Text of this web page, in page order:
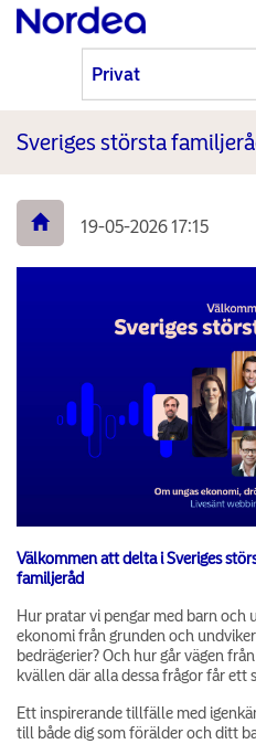
Sveriges största
19-05-2026 17:15
Välkommen att delta i Sveriges
familjeråd
Hur pratar vi pengar med barn och
ekonomi från grunden och
bedrägerier? Och hur går vägen
kvällen där alla dessa frågor får ett
Ett inspirerande tillfälle med
till både dig som förälder och ditt